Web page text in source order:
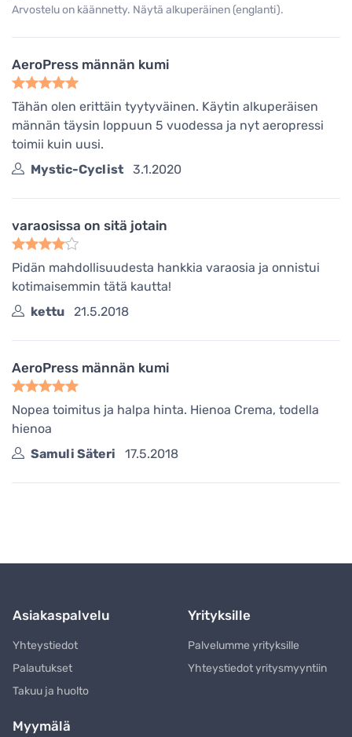
Arvostelu on käännetty. Näytä alkuperäinen (englanti).
AeroPress männän kumi
Tähän olen erittäin tyytyväinen. Käytin alkuperäisen
männän täysin loppuun 5 vuodessa ja nyt aeropressi
toimii kuin uusi.
Mystic-Cyclist
3.1.2020
varaosissa on sitä jotain
Pidän mahdollisuudesta hankkia varaosia ja onnistui
kotimaisemmin tätä kautta!
kettu
21.5.2018
AeroPress männän kumi
Nopea toimitus ja halpa hinta. Hienoa Crema, todella
hienoa
Samuli Säteri
17.5.2018
Asiakaspalvelu
Yhteystiedot
Palautukset
Takuu ja huolto
Yrityksille
Palvelumme yrityksille
Yhteystiedot yritysmyyntiin
Myymälä